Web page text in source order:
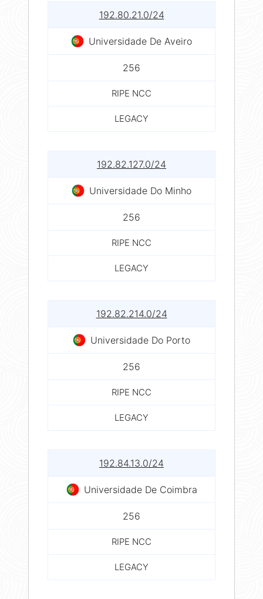
192.80.21.0/24
Universidade De Aveiro
256
RIPE NCC
LEGACY
192.82.127.0/24
Universidade Do Minho
256
RIPE NCC
LEGACY
192.82.214.0/24
Universidade Do Porto
256
RIPE NCC
LEGACY
192.84.13.0/24
Universidade De Coimbra
256
RIPE NCC
LEGACY